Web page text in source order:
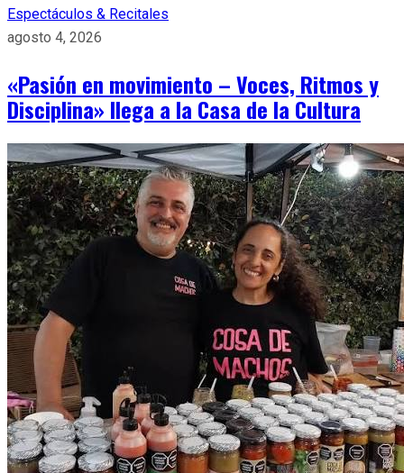
Espectáculos & Recitales
agosto 4, 2026
«Pasión en movimiento – Voces, Ritmos y
Disciplina» llega a la Casa de la Cultura